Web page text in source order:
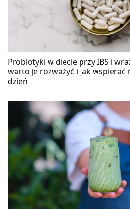
Probiotyki w diecie przy IBS i
warto je rozważyć i jak wspierać
dzień